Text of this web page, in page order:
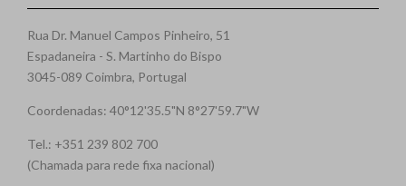
Rua Dr. Manuel Campos Pinheiro, 51
Espadaneira - S. Martinho do Bispo
3045-089 Coimbra, Portugal
Coordenadas: 40°12'35.5"N 8°27'59.7"W
Tel.: +351 239 802 700
(Chamada para rede fixa nacional)